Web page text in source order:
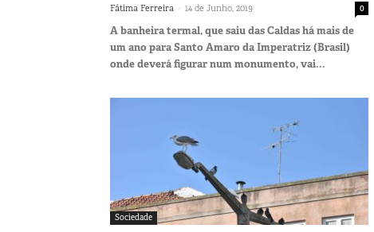
Fátima Ferreira - 14 de Junho, 2019 0
A banheira termal, que saiu das Caldas há mais de
um ano para Santo Amaro da Imperatriz (Brasil)
onde deverá figurar num monumento, vai...
Sociedade